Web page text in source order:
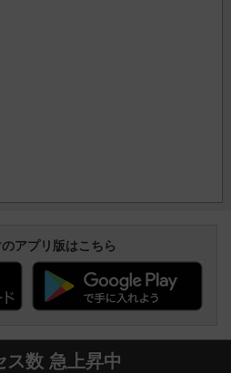
アプリ版はこちら
ス数 急上昇中